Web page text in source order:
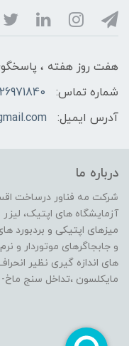
هفت روز هفته ،
شماره تماس:
آدرس ایمیل:
درباره ما
شرکت مه فناور درساخت
آزمایشگاه های اپتیک،
میزهای اپتیکی و بردبورد
و جابجاگرهای موتوردار و
های اندازه گیری نظیر
مایکلسون ،تداخل سنج